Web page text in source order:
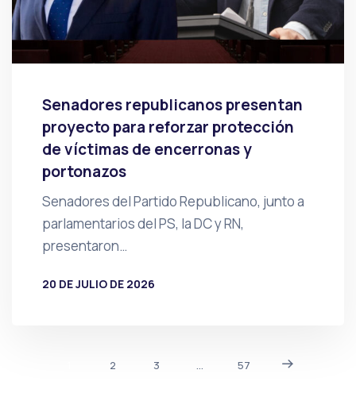
Senadores republicanos presentan
proyecto para reforzar protección
de víctimas de encerronas y
portonazos
Senadores del Partido Republicano, junto a
parlamentarios del PS, la DC y RN,
presentaron…
20 DE JULIO DE 2026
2 3 … 57